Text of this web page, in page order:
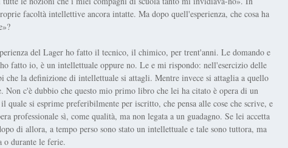
facoltà intellettive ancora intatte. Ma dopo quell'esperienza, che cosa ha
del Lager ho fatto il tecnico, il chimico, per trent'anni. Le domando e
fatto io, è un intellettuale oppure no. Le e mi rispondo: nell'esercizio delle
la definizione di intellettuale si attagli. Mentre invece si attaglia a quello
c'è dubbio che questo mio primo libro che lei ha citato è opera di un
si esprime preferibilmente per iscritto, che pensa alle cose che scrive, e
professionale sì, come qualità, ma non legata a un guadagno. Se lei accetta
di allora, a tempo perso sono stato un intellettuale e tale sono tuttora, ma
o durante le ferie.